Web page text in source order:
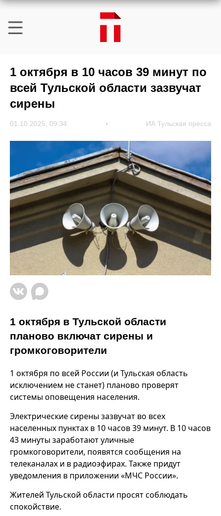
1 октября в 10 часов 39 минут по
всей Тульской области зазвучат
сирены
01.10.2025, 09:34 ИА Тульская пресса
1 октября в Тульской области
планово включат сирены и
громкоговорители
1 октября по всей России (и Тульская область
исключением не станет) планово проверят
системы оповещения населения.
Электрические сирены зазвучат во всех
населенных пунктах в 10 часов 39 минут. В 10 часов
43 минуты заработают уличные
громкоговорители, появятся сообщения на
телеканалах и в радиоэфирах. Также придут
уведомления в приложении «МЧС России».
Жителей Тульской области просят соблюдать
спокойствие.